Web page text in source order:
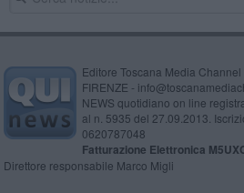
Editore Toscana Media
FIRENZE -
NEWS quotidiano on line
al n. 5935 del 27.09.2013.
0620787048
Fatturazione Elettronica
Direttore responsabile Marco Migli